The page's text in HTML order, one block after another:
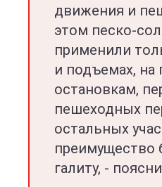
движения и
этом песко-
применили
и подъемах, на
остановкам,
пешеходных
остальных
преимущество
галиту, -